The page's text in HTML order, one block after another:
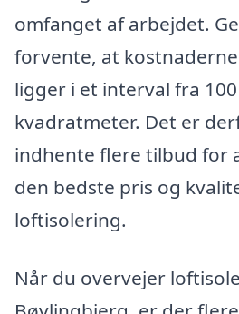
omfanget af arbejdet.
forvente, at
ligger i et interval fra
kvadratmeter. Det er
indhente flere tilbud for
den bedste pris og
loftisolering.
Når du overvejer